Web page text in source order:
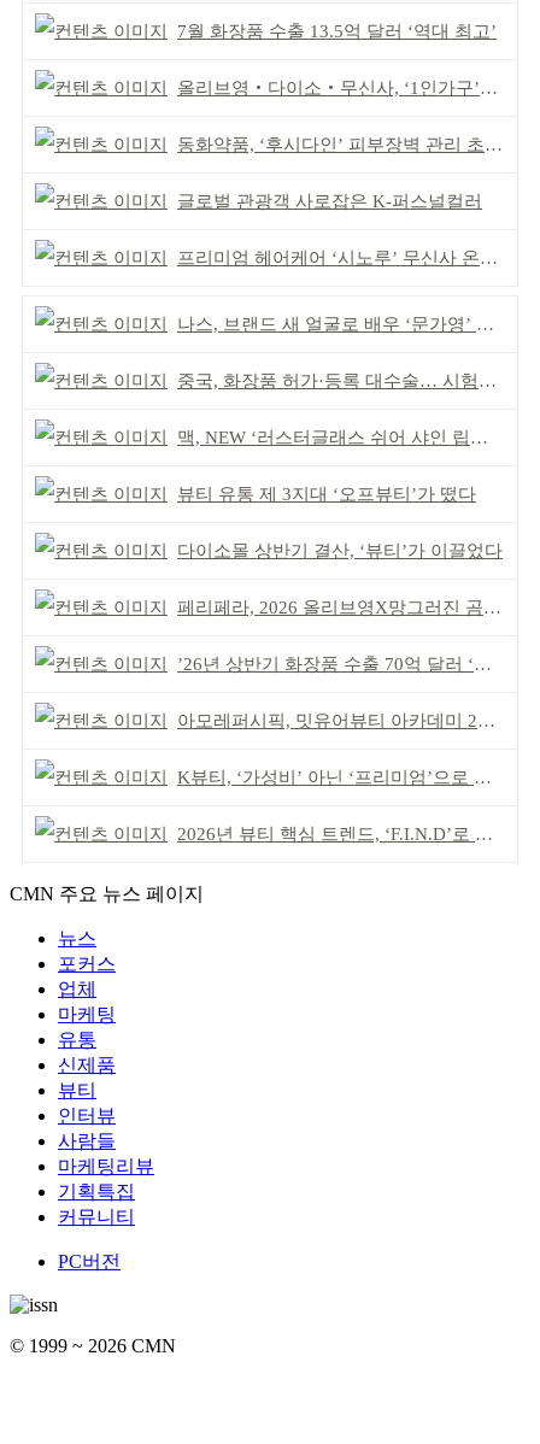
7월 화장품 수출 13.5억 달러 ‘역대 최고’
올리브영‧다이소‧무신사, ‘1인가구’가 이끈다
동화약품, ‘후시다인’ 피부장벽 관리 초점 ‘리브랜딩’
글로벌 관광객 사로잡은 K-퍼스널컬러
프리미엄 헤어케어 ‘시노루’ 무신사 온라인 입점
나스, 브랜드 새 얼굴로 배우 ‘문가영’ 발탁
중국, 화장품 허가·등록 대수술… 시험자료 공용 허용
맥, NEW ‘러스터글래스 쉬어 샤인 립스틱’ 출시
뷰티 유통 제 3지대 ‘오프뷰티’가 떴다
다이소몰 상반기 결산, ‘뷰티’가 이끌었다
페리페라, 2026 올리브영X망그러진 곰 콜라보
’26년 상반기 화장품 수출 70억 달러 ‘역대 최고’
아모레퍼시픽, 밋유어뷰티 아카데미 2기 발대식
K뷰티, ‘가성비’ 아닌 ‘프리미엄’으로 승부걸어야
2026년 뷰티 핵심 트렌드, ‘F.I.N.D’로 읽는다
CMN 주요 뉴스 페이지
뉴스
포커스
업체
마케팅
유통
신제품
뷰티
인터뷰
사람들
마케팅리뷰
기획특집
커뮤니티
PC버전
© 1999 ~ 2026 CMN